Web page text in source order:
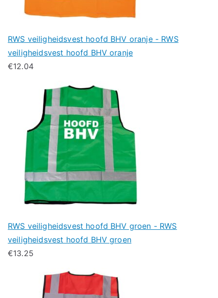
RWS veiligheidsvest hoofd BHV oranje - RWS
veiligheidsvest hoofd BHV oranje
€12.04
RWS veiligheidsvest hoofd BHV groen - RWS
veiligheidsvest hoofd BHV groen
€13.25